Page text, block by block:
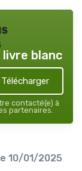
blanc
contacté(e) à
partenaires.
10/01/2025